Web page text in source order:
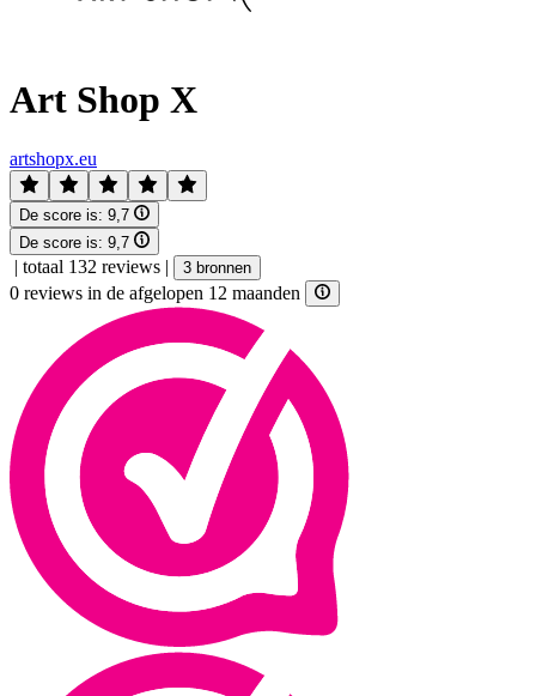
Art Shop X
artshopx.eu
De score is: 9,7
De score is: 9,7
| totaal 132 reviews | 3 bronnen
0 reviews in de afgelopen 12 maanden